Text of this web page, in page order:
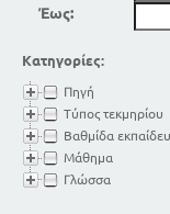
Έως:
Κατηγορίες:
Πηγή
Τύπος τεκμηρίου
Βαθμίδα
Μάθημα
Γλώσσα